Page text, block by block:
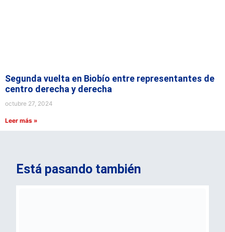
Segunda vuelta en Biobío entre representantes de
centro derecha y derecha
octubre 27, 2024
Leer más »
Está pasando también